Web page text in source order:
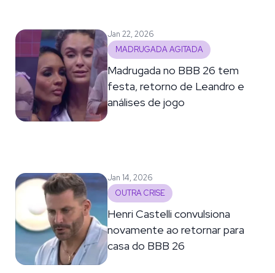
Jan 22, 2026
MADRUGADA AGITADA
Madrugada no BBB 26 tem
festa, retorno de Leandro e
análises de jogo
Jan 14, 2026
OUTRA CRISE
Henri Castelli convulsiona
novamente ao retornar para
casa do BBB 26